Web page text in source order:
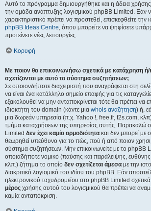
Αυτό το πρόγραμμα δημιουργήθηκε και η άδεια
την ομάδα ανάπτυξης λογισμικού phpBB Limited. Εάν
χαρακτηριστικό πρέπει να προστεθεί, επισκεφθείτε την
phpBB Ideas Centre, όπου μπορείτε να ψηφίσετε
προτείνετε νέες λειτουργίες.
Κορυφή
Με ποιον θα επικοινωνήσω σχετικά με κατάχρηση ή/
σχετίζονται με αυτό το σύστημα συζητήσεων;
Σε οποιονδήποτε διαχειριστή που αναγράφεται στη
να είναι ένα κατάλληλο σημείο επαφής για τις
εξακολουθεί να μην ανταποκρίνεται τότε θα πρέπει να
ιδιοκτήτη του domain (κάντε μια whois αναζήτηση) ή,
μια δωρεάν υπηρεσία (π.χ. Yahoo !, free.fr, f2s.com,
τμήμα καταχρήσεων της υπηρεσίας αυτής. Παρακαλώ
Limited δεν έχει καμία αρμοδιότητα και δεν μπορεί με
θεωρηθεί υπεύθυνο για το πώς, πού ή από ποιον
σύστημα συζητήσεων. Μην επικοινωνείτε με το phpBB
οποιαδήποτε νομικό (παύσης και παράλειψης,
κλπ.) ζήτημα το οποίο δεν σχετίζεται άμεσα με την
διακριτικό λογισμικό του ιδίου του phpBB. Εάν
ηλεκτρονικού ταχυδρομείου στο phpBB Limited σχετικά
μέρος χρήσης αυτού του λογισμικού θα πρέπει να
καμία ανταπόκριση.